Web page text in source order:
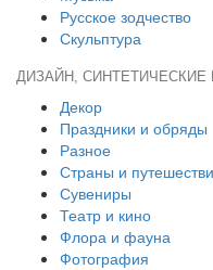
Русское зодчество
Скульптура
ДИЗАЙН, СИНТЕТИЧЕСКИЕ
Декор
Праздники и обряды
Разное
Страны и
Сувениры
Театр и кино
Флора и фауна
Фотография